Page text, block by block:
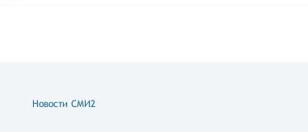
Новости СМИ2